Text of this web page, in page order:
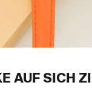
AUF SICH